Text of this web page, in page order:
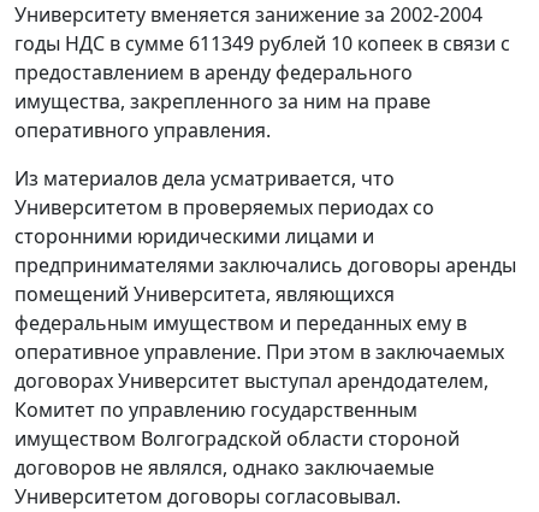
Университету вменяется занижение за 2002-2004
годы НДС в сумме 611349 рублей 10 копеек в связи с
предоставлением в аренду федерального
имущества, закрепленного за ним на праве
оперативного управления.
Из материалов дела усматривается, что
Университетом в проверяемых периодах со
сторонними юридическими лицами и
предпринимателями заключались договоры аренды
помещений Университета, являющихся
федеральным имуществом и переданных ему в
оперативное управление. При этом в заключаемых
договорах Университет выступал арендодателем,
Комитет по управлению государственным
имуществом Волгоградской области стороной
договоров не являлся, однако заключаемые
Университетом договоры согласовывал.